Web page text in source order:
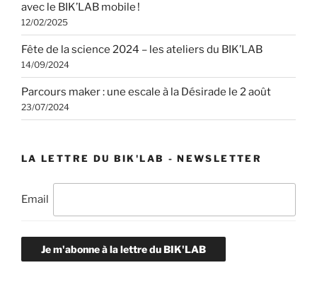
avec le BIK’LAB mobile !
12/02/2025
Fête de la science 2024 – les ateliers du BIK’LAB
14/09/2024
Parcours maker : une escale à la Désirade le 2 août
23/07/2024
LA LETTRE DU BIK'LAB - NEWSLETTER
Email
Je m'abonne à la lettre du BIK'LAB